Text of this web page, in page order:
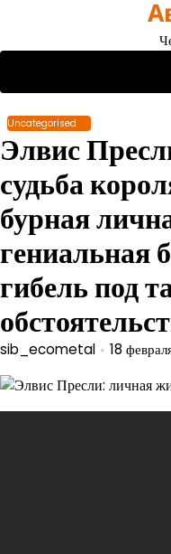
содержимому
Uncategorised
Элвис
судьба
бурная
гениальная
гибель под
sib_ecometal 18